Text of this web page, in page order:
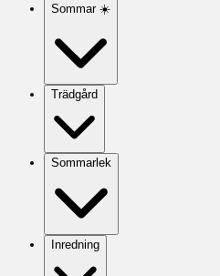
Sommar ☀️
Trädgård
Sommarlek
Inredning